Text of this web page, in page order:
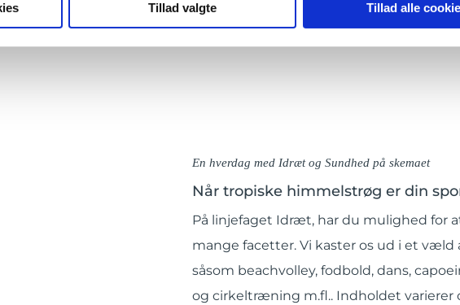
Tillad valgte Tillad alle
En hverdag med Idræt og Sundhed på skemaet
Når tropiske himmelstrøg er din
På linjefaget Idræt, har du mulighed for
mange facetter. Vi kaster os ud i et væld
såsom beachvolley, fodbold, dans,
og cirkeltræning m.fl.. Indholdet varierer